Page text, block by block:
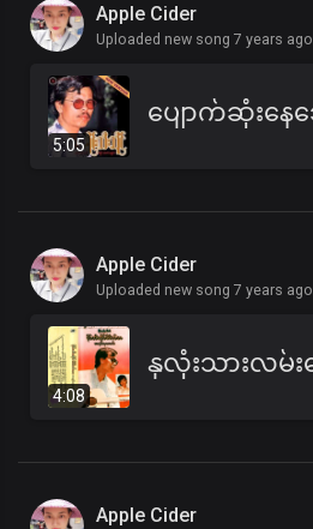
Apple Cider
Uploaded new song 7 years ago
5:05
Apple Cider
Uploaded new song 7 years ago
4:08
Apple Cider